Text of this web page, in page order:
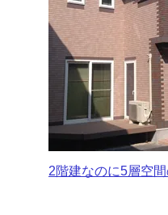
2階建なのに5層空